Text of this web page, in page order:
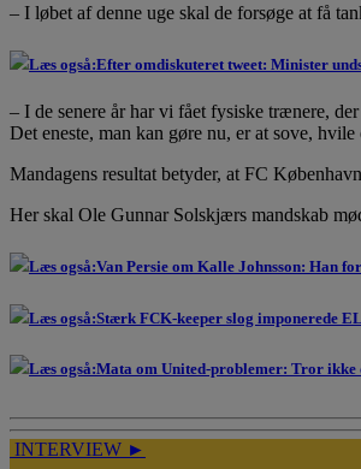
– I løbet af denne uge skal de forsøge at få
Læs også:Efter omdiskuteret tweet: Minister
– I de senere år har vi fået fysiske trænere,
Det eneste, man kan gøre nu, er at sove,
Mandagens resultat betyder, at FC
Her skal Ole Gunnar Solskjærs mandskab
Læs også:Van Persie om Kalle Johnsson: Han
Læs også:Stærk FCK-keeper slog imponerede
Læs også:Mata om United-problemer: Tror ikke
INTERVIEW ►